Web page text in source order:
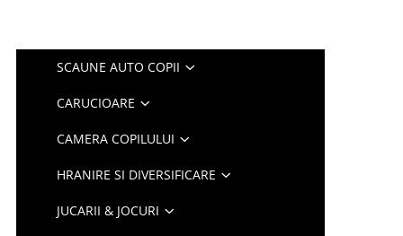
SCAUNE AUTO COPII
CARUCIOARE
CAMERA COPILULUI
HRANIRE SI DIVERSIFICARE
JUCARII & JOCURI